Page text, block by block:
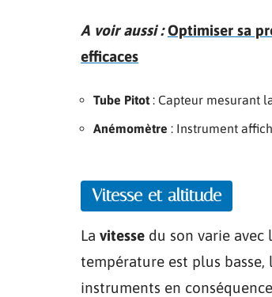
A voir aussi : Optimiser sa
efficaces
Tube Pitot: Capteur mesurant
Anémomètre : Instrument
Vitesse et altitude
La vitesse du son varie
température est plus
instruments en